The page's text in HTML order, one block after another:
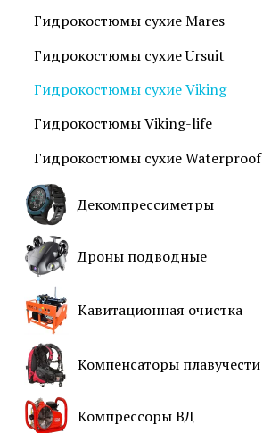
Гидрокостюмы сухие Mares
Гидрокостюмы сухие Ursuit
Гидрокостюмы сухие Viking
Гидрокостюмы Viking-life
Гидрокостюмы сухие Waterproof
Декомпрессиметры
Дроны подводные
Кавитационная очистка
Компенсаторы плавучести
Компрессоры ВД